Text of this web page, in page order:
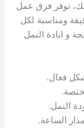
توفر فرق عمل
ومناسبة لكل
و ابادة النمل
فعال.
النمل.
الساعة.